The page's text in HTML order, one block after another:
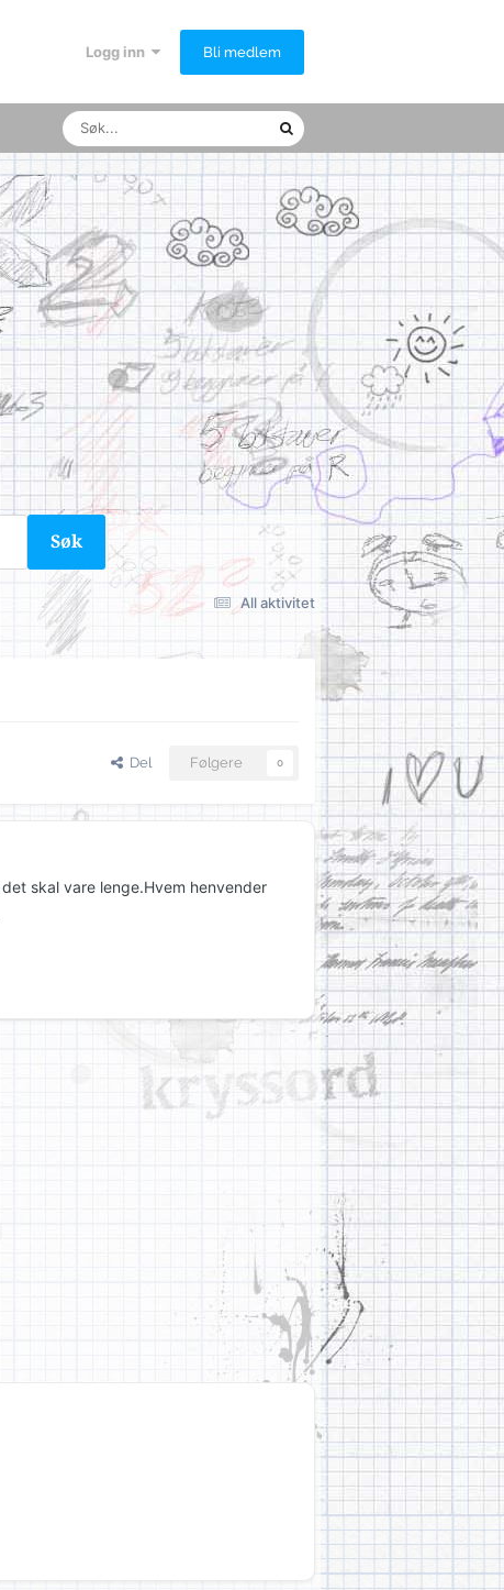
Logg inn Bli medlem
Søk
All aktivitet
Del Følgere 0
skal vare lenge.Hvem henvender